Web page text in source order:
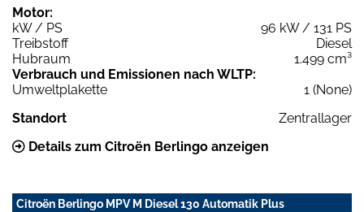
Motor:
kW / PS
96 kW / 131 PS
Treibstoff
Diesel
Hubraum
1.499 cm³
Verbrauch und Emissionen nach WLTP:
Umweltplakette
1 (None)
Standort
Zentrallager
Details zum Citroën Berlingo anzeigen
Citroën Berlingo MPV M Diesel 130 Automatik Plus